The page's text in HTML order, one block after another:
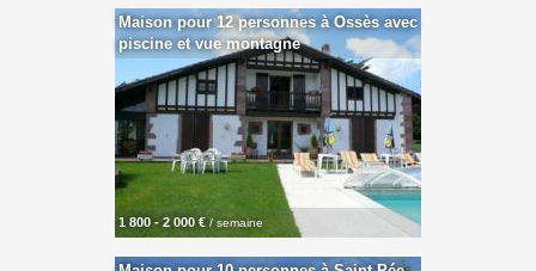
Maison pour 12 personnes à Ossès avec
piscine et vue montagne
1 800 - 2 000 € / semaine